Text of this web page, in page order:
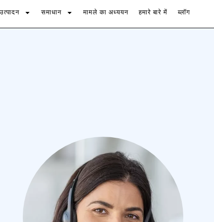
समाधान मामले का अध्ययन हमारे बारे में ब्लॉग